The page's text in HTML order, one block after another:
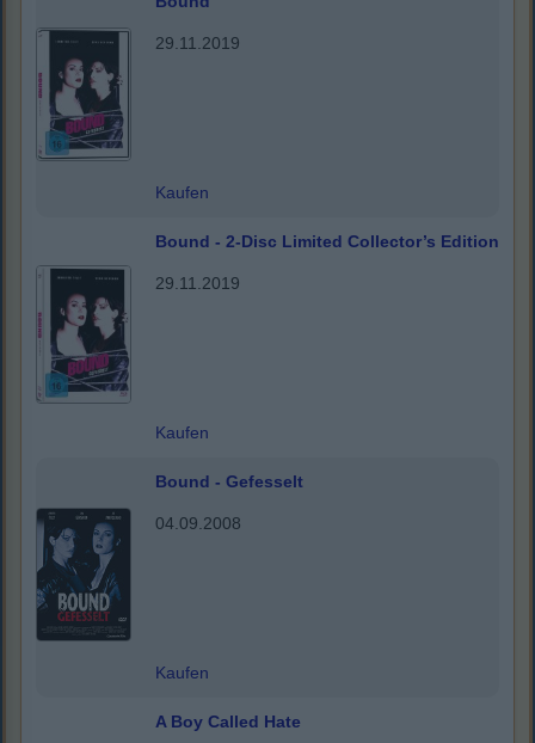
29.11.2019
Kaufen
Bound - 2-Disc Limited Collector’s Edition
29.11.2019
Kaufen
Bound - Gefesselt
04.09.2008
Kaufen
A Boy Called Hate